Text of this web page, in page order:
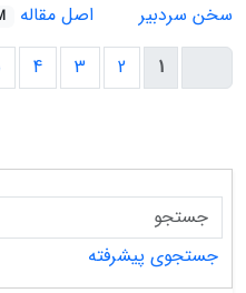
سخن سردبیر
اصل مقاله
1
2
3
4
جستجوی پیشرفته